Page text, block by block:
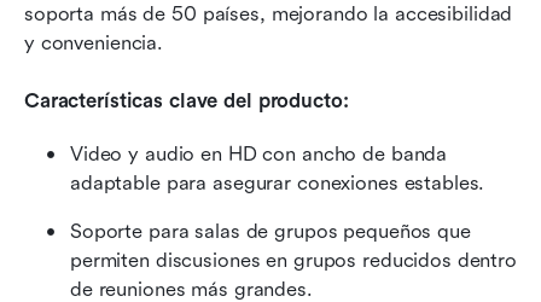
soporta más de 50 países, mejorando la accesibilidad
y conveniencia.
Características clave del producto:
Video y audio en HD con ancho de banda
adaptable para asegurar conexiones estables.
Soporte para salas de grupos pequeños que
permiten discusiones en grupos reducidos dentro
de reuniones más grandes.